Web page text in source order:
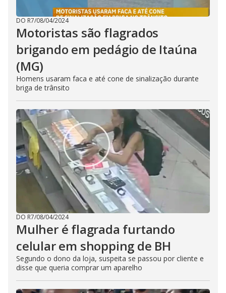
DO R7/08/04/2024
Motoristas são flagrados
brigando em pedágio de Itaúna
(MG)
Homens usaram faca e até cone de sinalização durante
briga de trânsito
DO R7/08/04/2024
Mulher é flagrada furtando
celular em shopping de BH
Segundo o dono da loja, suspeita se passou por cliente e
disse que queria comprar um aparelho